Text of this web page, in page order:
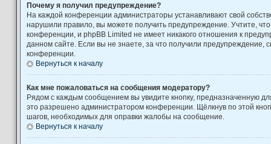
Почему я получил предупреждение?
На каждой конференции администраторы устанавливают свой
нарушили правило, вы можете получить предупреждение. Учтите,
конференции, и phpBB Limited не имеет никакого отношения к
данном сайте. Если вы не знаете, за что получили предупреждение,
конференции.
Вернуться к началу
Как мне пожаловаться на сообщения модератору?
Рядом с каждым сообщением вы увидите кнопку, предназначенную
это разрешено администратором конференции. Щёлкнув по этой
шагов, необходимых для оправки жалобы на сообщение.
Вернуться к началу